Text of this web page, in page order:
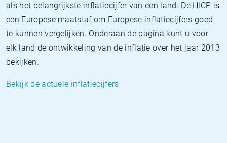
als het belangrijkste inflatiecijfer van een land. De HICP is
een Europese maatstaf om Europese inflatiecijfers goed
te kunnen vergelijken. Onderaan de pagina kunt u voor
elk land de ontwikkeling van de inflatie over het jaar 2013
bekijken.
Bekijk de actuele inflatiecijfers